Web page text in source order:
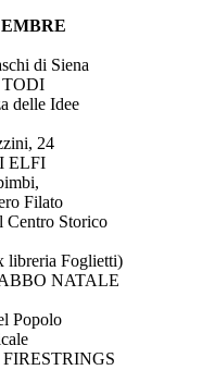
di Siena
delle Idee
24
ELFI
Filato
Centro Storico
libreria Foglietti)
NATALE
Popolo